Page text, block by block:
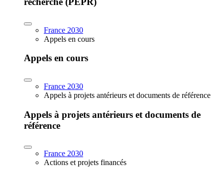
France 2030
Appels en cours
Appels en cours
France 2030
Appels à projets antérieurs et documents de référence
Appels à projets antérieurs et documents de
référence
France 2030
Actions et projets financés